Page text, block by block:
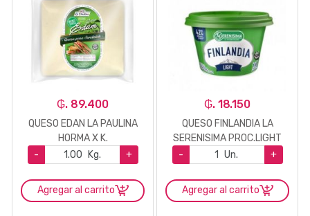
₲. 89.400
QUESO EDAN LA PAULINA
HORMA X K.
-
Kg. +
Agregar al carrito
₲. 18.150
QUESO FINLANDIA LA
SERENISIMA PROC.LIGHT
UNT.180GR
- Un. +
Agregar al carrito